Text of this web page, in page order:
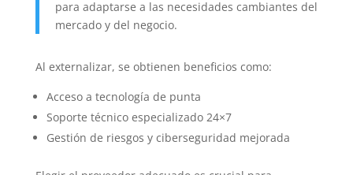
para adaptarse a las necesidades cambiantes del
mercado y del negocio.
Al externalizar, se obtienen beneficios como:
Acceso a tecnología de punta
Soporte técnico especializado 24×7
Gestión de riesgos y ciberseguridad mejorada